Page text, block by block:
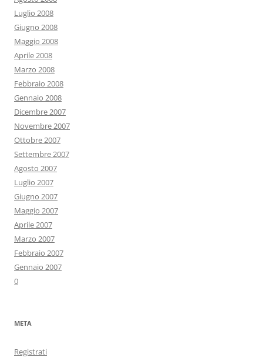
Luglio 2008
Giugno 2008
Maggio 2008
Aprile 2008
Marzo 2008
Febbraio 2008
Gennaio 2008
Dicembre 2007
Novembre 2007
Ottobre 2007
Settembre 2007
Agosto 2007
Luglio 2007
Giugno 2007
Maggio 2007
Aprile 2007
Marzo 2007
Febbraio 2007
Gennaio 2007
0
META
Registrati